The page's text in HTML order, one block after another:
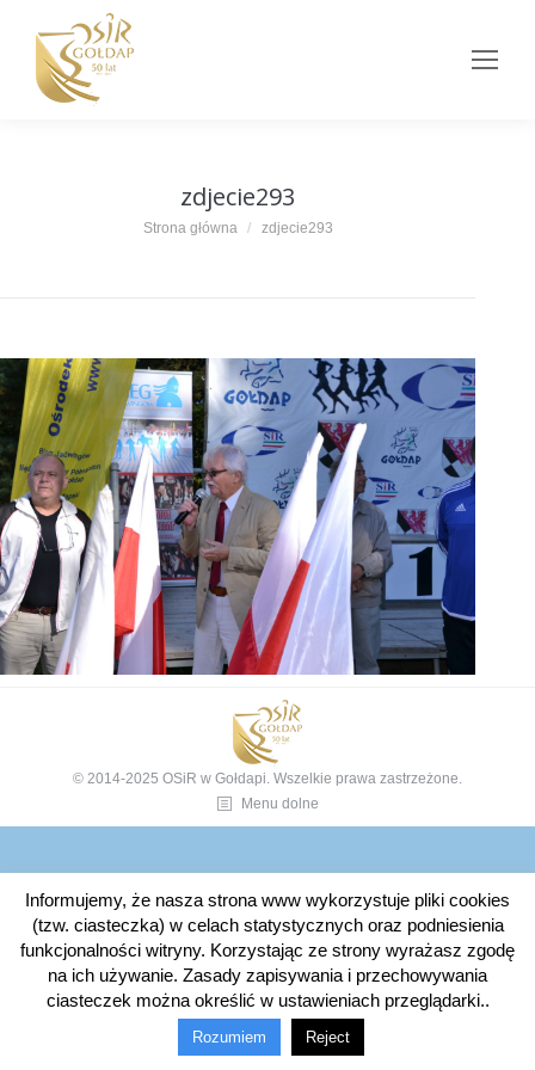
zdjecie293
Jesteś tutaj:
Strona główna zdjecie293
© 2014-2025 OSiR w Gołdapi. Wszelkie prawa zastrzeżone.
Menu dolne
Informujemy, że nasza strona www wykorzystuje pliki cookies
(tzw. ciasteczka) w celach statystycznych oraz podniesienia
funkcjonalności witryny. Korzystając ze strony wyrażasz zgodę
na ich używanie. Zasady zapisywania i przechowywania
ciasteczek można określić w ustawieniach przeglądarki..
Rozumiem Reject